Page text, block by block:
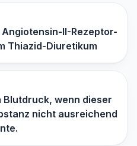
II-Rezeptor-
Thiazid-Diuretikum
Blutdruck, wenn dieser
nicht ausreichend